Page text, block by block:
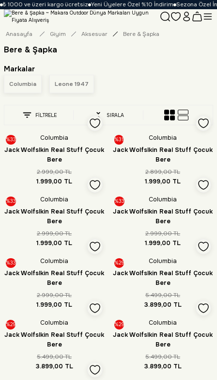
₺ 1000 ve üzeri kargo ücretsiz Yeni Üyelere Özel %10 İndirim Sezona Özel
Anasayfa Giyim Aksesuar Bere & Şapka
Bere & Şapka
Markalar
Columbia Leone 1947
FİLTRELE SIRALA
%33
Columbia
Jack Wolfslkin Real Stuff Çocuk
Bere
2.999,00 TL
1.999,00 TL
%31
Columbia
Jack Wolfslkin Real Stuff Çocuk
Bere
2.899,00 TL
1.999,00 TL
%33
Columbia
Jack Wolfslkin Real Stuff Çocuk
Bere
2.999,00 TL
1.999,00 TL
%33
Columbia
Jack Wolfslkin Real Stuff Çocuk
Bere
2.999,00 TL
1.999,00 TL
%33
Columbia
Jack Wolfslkin Real Stuff Çocuk
Bere
2.999,00 TL
1.999,00 TL
%29
Columbia
Jack Wolfslkin Real Stuff Çocuk
Bere
5.499,00 TL
3.899,00 TL
%29
Columbia
Jack Wolfslkin Real Stuff Çocuk
Bere
5.499,00 TL
3.899,00 TL
%29
Columbia
Jack Wolfslkin Real Stuff Çocuk
Bere
5.499,00 TL
3.899,00 TL